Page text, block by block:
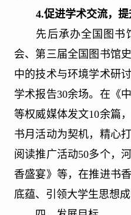
4.促进学术交流，
先后承办全国图书
会、第三届全国图书馆
中的技术与环境学术研
学术报告30余场。在《
等权威媒体发文10余篇
书月活动为契机，精心
阅读推广活动50多个，
香盛宴》等，在推进书
底蕴、引领大学生思想